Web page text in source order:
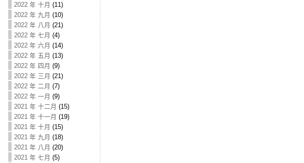
2022 年 十月 (11)
2022 年 九月 (10)
2022 年 八月 (21)
2022 年 七月 (4)
2022 年 六月 (14)
2022 年 五月 (13)
2022 年 四月 (9)
2022 年 三月 (21)
2022 年 二月 (7)
2022 年 一月 (9)
2021 年 十二月 (15)
2021 年 十一月 (19)
2021 年 十月 (15)
2021 年 九月 (18)
2021 年 八月 (20)
2021 年 七月 (5)